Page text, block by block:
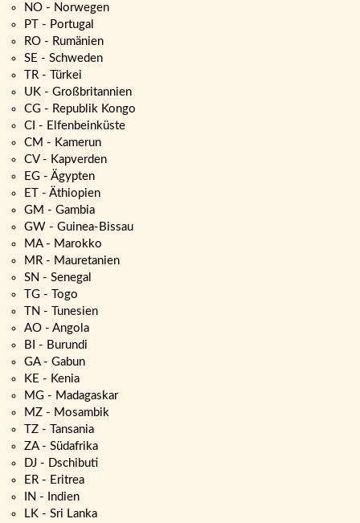
NO - Norwegen
PT - Portugal
RO - Rumänien
SE - Schweden
TR - Türkei
UK - Großbritannien
CG - Republik Kongo
CI - Elfenbeinküste
CM - Kamerun
CV - Kapverden
EG - Ägypten
ET - Äthiopien
GM - Gambia
GW - Guinea-Bissau
MA - Marokko
MR - Mauretanien
SN - Senegal
TG - Togo
TN - Tunesien
AO - Angola
BI - Burundi
GA - Gabun
KE - Kenia
MG - Madagaskar
MZ - Mosambik
TZ - Tansania
ZA - Südafrika
DJ - Dschibuti
ER - Eritrea
IN - Indien
LK - Sri Lanka